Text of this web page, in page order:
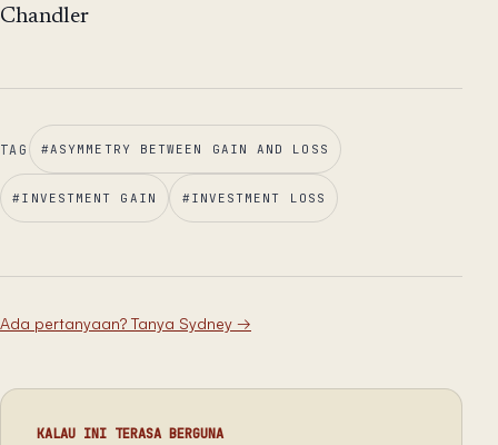
Chandler
TAG #ASYMMETRY BETWEEN GAIN AND LOSS
#INVESTMENT GAIN #INVESTMENT LOSS
Ada pertanyaan? Tanya Sydney →
KALAU INI TERASA BERGUNA